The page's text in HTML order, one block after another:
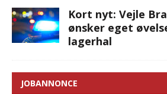
Kort nyt: Vejle
ønsker eget
lagerhal
JOBANNONCE